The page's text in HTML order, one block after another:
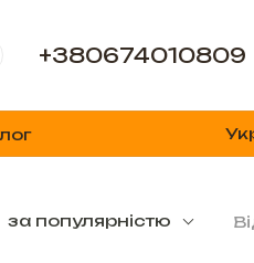
+380674010809
за популярністю